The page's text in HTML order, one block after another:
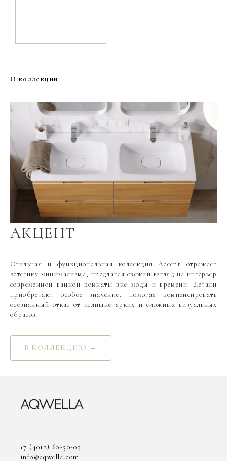
О коллекции
АКЦЕНТ
Стильная и функциональная коллекция Accent отражает
эстетику минимализма, предлагая свежий взгляд на интерьер
современной ванной комнаты вне моды и времени. Детали
приобретают особое значение, помогая компенсировать
осознанный отказ от излишне ярких и сложных визуальных
образов.
В КОЛЛЕКЦИЮ →
+7 (4012) 60-50-03
info@aqwella.com